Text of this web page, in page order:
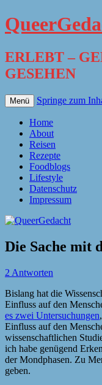
ERLEBT –
GESEHEN
Menü Springe zum
Home
About
Reisen
Rezepte
Foodblogs
Lifestyle
Datenschutz
Impressum
Die Sache mit
2 Antworten
Bislang hat die
Einfluss auf den
es zwei Untersuchungen
Einfluss auf den
wissenschaftlichen
ich habe genügend
der Mondphasen. Zu
geben.